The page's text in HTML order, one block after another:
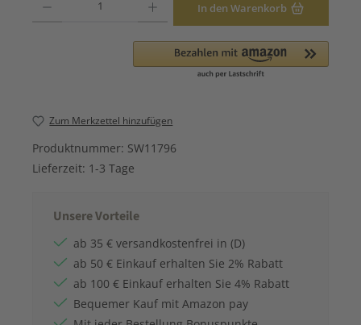
In den Warenkorb
Zum Merkzettel hinzufügen
Produktnummer: SW11796
Lieferzeit: 1-3 Tage
Unsere Vorteile
ab 35 € versandkostenfrei in (D)
ab 50 € Einkauf erhalten Sie 2% Rabatt
ab 100 € Einkauf erhalten Sie 4% Rabatt
Bequemer Kauf mit Amazon pay